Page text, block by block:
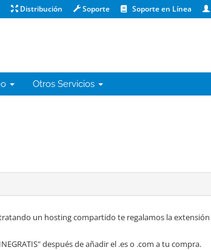
Distribución Soporte Soporte en Línea
Otros Servicios
un hosting compartido te regalamos la extensión
después de añadir el .es o .com a tu compra.